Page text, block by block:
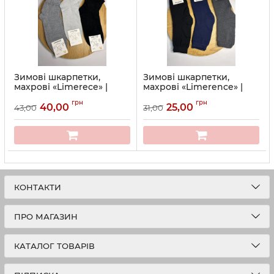
Зимові шкарпетки,
махрові «Limerece» |
Артикул: 121212
43,00 40,00 грн
Зимові шкарпетки,
махрові «Limerence» |
Артикул: 12-4000-02
31,00 25,00 грн
КОНТАКТИ
ПРО МАГАЗИН
КАТАЛОГ ТОВАРІВ